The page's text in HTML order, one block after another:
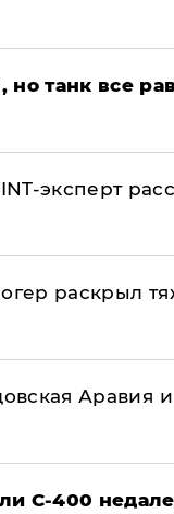
но танк все
эксперт
раскрыл
Аравия и
С-400